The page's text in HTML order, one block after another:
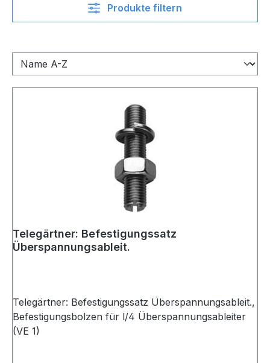
Produkte filtern
Telegärtner: Befestigungssatz
Überspannungsableit.
Telegärtner: Befestigungssatz Überspannungsableit.,
Befestigungsbolzen für l/4 Überspannungsableiter
(VE 1)